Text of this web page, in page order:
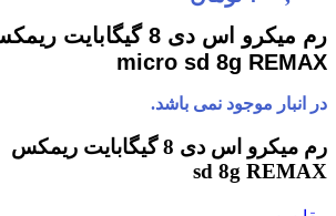
micro sd 8g REMAX
در انبار موجود نمی باشد.
رم میکرو اس دی 8 گیگابایت ریمکس
sd 8g REMAX